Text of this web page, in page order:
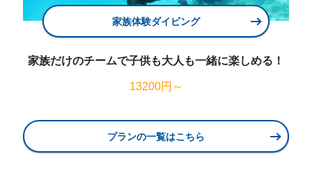
家族体験ダイビング
家族だけのチームで子供も大人も一緒に楽しめる！
13200円～
プランの一覧はこちら